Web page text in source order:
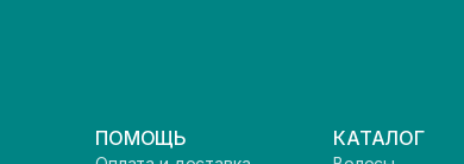
ПОМОЩЬ КАТАЛОГ